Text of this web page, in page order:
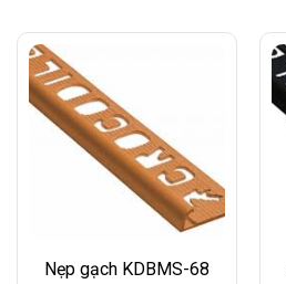
Nẹp gạch KDBMS-68